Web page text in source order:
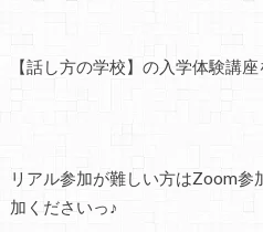
【話し方の学校】の入学体験講
リアル参加が難しい方はZoom参
加くださいっ♪